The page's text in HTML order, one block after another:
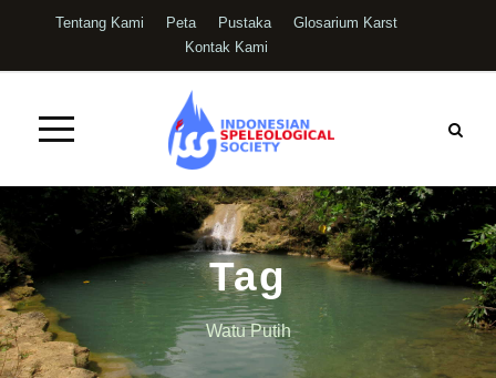
Tentang Kami Peta Pustaka
Glosarium Karst
Kontak Kami
Tag
Watu Putih